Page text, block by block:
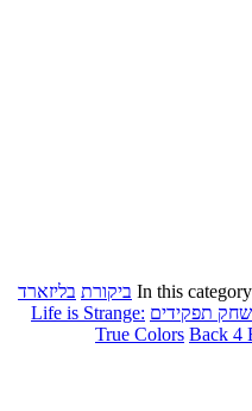
In this ביקורת בליזארד
תפקידים Life is Strange:
True Colors Back 4